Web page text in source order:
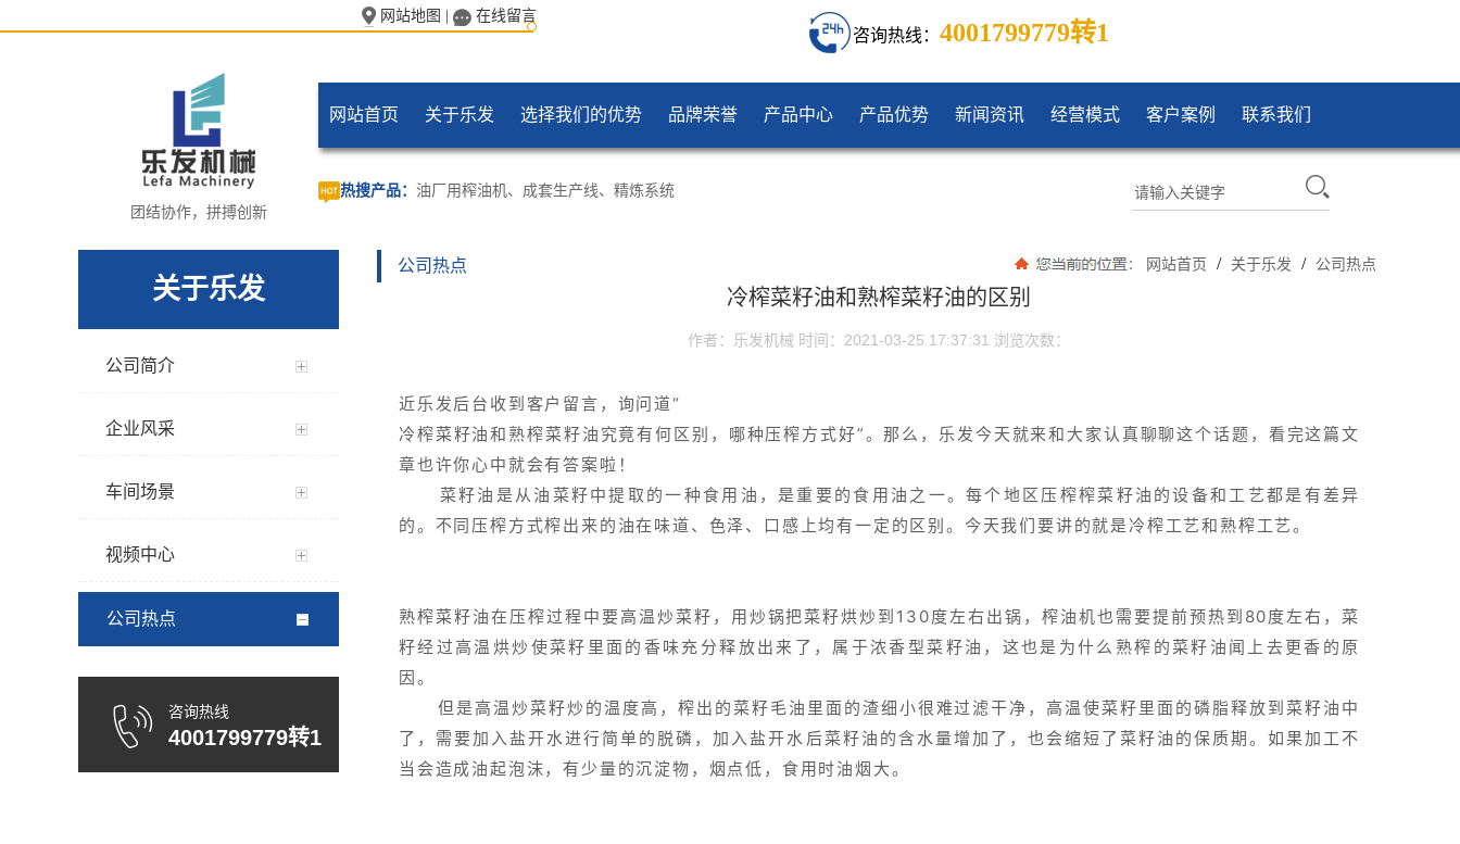
网站地图 在线留言
咨询热线： 4001799779转1
团结协作，拼搏创新
网站首页 关于乐发 选择我们的优势 品牌荣誉 产品中心 产品优势 新闻资讯 经营模式 客户案例 联系我们
热搜产品： 油厂用榨油机、 成套生产线、精炼系统
关于乐发
公司简介
企业风采
车间场景
视频中心
公司热点
咨询热线
4001799779转1
公司热点 网站首页 / 关于乐发 / 公司热点
冷榨菜籽油和熟榨菜籽油的区别
作者：乐发机械 时间：2021-03-25 17:37:31 浏览次数：
近乐发后台收到客户留言，询问道“
冷榨菜籽油和熟榨菜籽油究竟有何区别，哪种压榨方式好”。那么，乐发今天就来和大家认真聊聊这个话题，看完这篇文
章也许你心中就会有答案啦！
菜籽油是从油菜籽中提取的一种食用油，是重要的食用油之一。每个地区压榨榨菜籽油的设备和工艺都是有差异
的。不同压榨方式榨出来的油在味道、色泽、口感上均有一定的区别。今天我们要讲的就是冷榨工艺和熟榨工艺。
熟榨菜籽油在压榨过程中要高温炒菜籽，用炒锅把菜籽烘炒到130度左右出锅，榨油机也需要提前预热到80度左右，菜
籽经过高温烘炒使菜籽里面的香味充分释放出来了，属于浓香型菜籽油，这也是为什么熟榨的菜籽油闻上去更香的原
因。
但是高温炒菜籽炒的温度高，榨出的菜籽毛油里面的渣细小很难过滤干净，高温使菜籽里面的磷脂释放到菜籽油中
了，需要加入盐开水进行简单的脱磷，加入盐开水后菜籽油的含水量增加了，也会缩短了菜籽油的保质期。如果加工不
当会造成油起泡沫，有少量的沉淀物，烟点低，食用时油烟大。